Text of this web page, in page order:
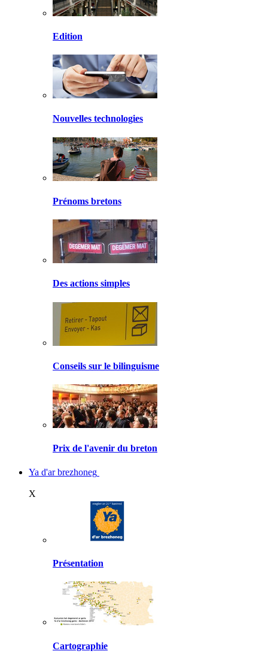
Edition
Nouvelles technologies
Prénoms bretons
Des actions simples
Conseils sur le bilinguisme
Prix de l'avenir du breton
Ya d'ar brezhoneg
X
Présentation
Cartographie